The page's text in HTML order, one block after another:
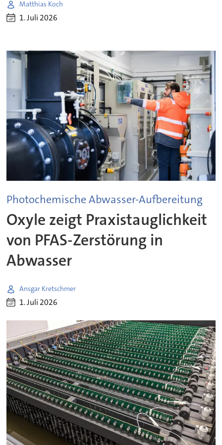
Matthias Koch
1. Juli 2026
Photochemische Abwasser-Aufbereitung
Oxyle zeigt Praxistauglichkeit
von PFAS-Zerstörung in
Abwasser
Ansgar Kretschmer
1. Juli 2026